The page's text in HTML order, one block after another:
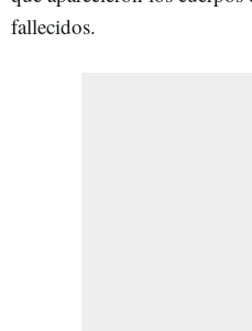
fallecidos.